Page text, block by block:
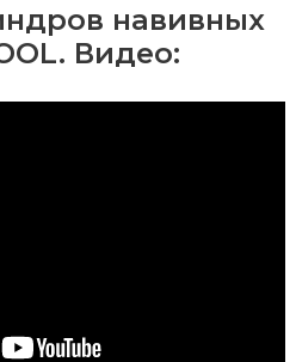
навивных
Видео: